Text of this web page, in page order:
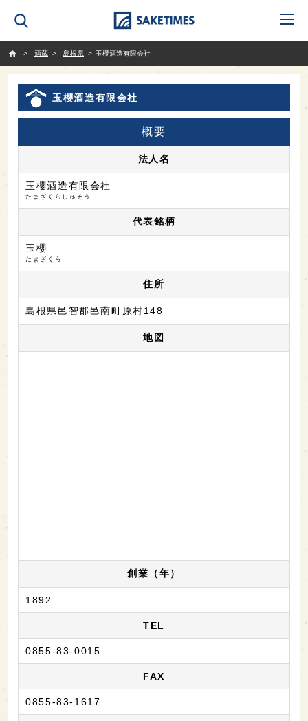
酒蔵
島根県 玉櫻酒造有限会社
玉櫻酒造有限会社
概要
法人名
玉櫻酒造有限会社
たまざくらしゅぞう
代表銘柄
玉櫻
たまざくら
住所
島根県邑智郡邑南町原村148
地図
創業（年）
1892
TEL
0855-83-0015
FAX
0855-83-1617